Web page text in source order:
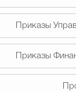
Приказы
Приказы